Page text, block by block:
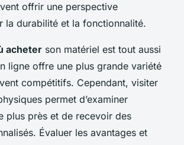
offrir une perspective
la durabilité et la fonctionnalité.
acheter son matériel est tout aussi
ligne offre une plus grande variété
compétitifs. Cependant, visiter
permet d’examiner
plus près et de recevoir des
Évaluer les avantages et